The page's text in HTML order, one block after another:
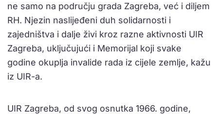
ne samo na području grada Zagreba, već i diljem
RH. Njezin naslijeđeni duh solidarnosti i
zajedništva i dalje živi kroz razne aktivnosti UIR
Zagreba, uključujući i Memorijal koji svake
godine okuplja invalide rada iz cijele zemlje, kažu
iz UIR-a.
UIR Zagreba, od svog osnutka 1966. godine,